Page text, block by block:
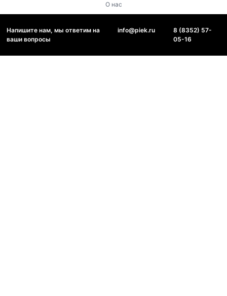
О нас
Напишите нам, мы ответим на
ваши вопросы
info@piek.ru
8 (8352) 57-
05-16